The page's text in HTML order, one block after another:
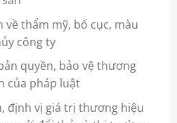
về thẩm mỹ, bố cục, màu
công ty
quyền, bảo vệ thương
của pháp luật
định vị giá trị thương hiệu